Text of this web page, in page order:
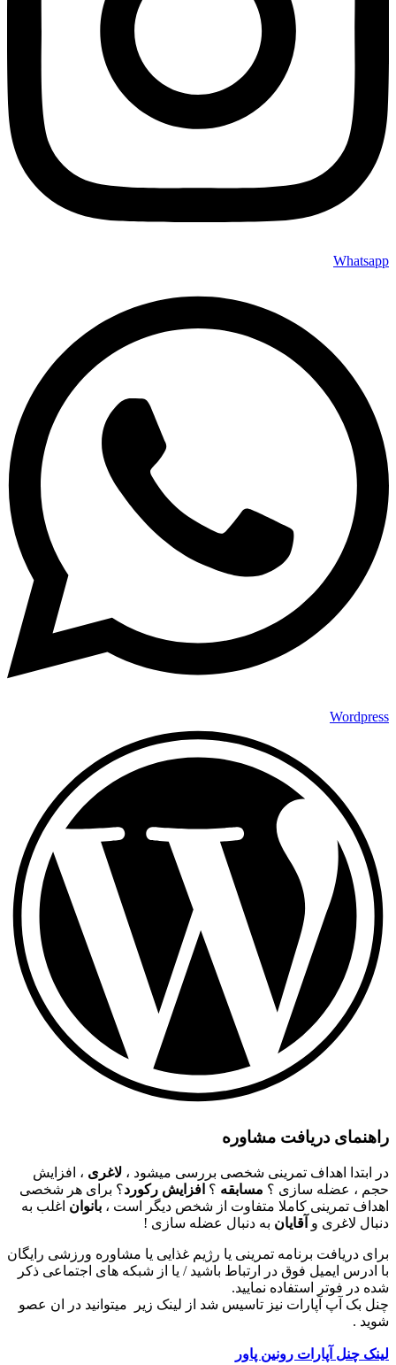
Whatsapp
Wordpress
راهنمای دریافت مشاوره
در ابتدا اهداف تمرینی شخصی بررسی میشود ، لاغری ، افزایش
حجم ، عضله سازی ؟ مسابقه ؟ افزایش رکورد؟ برای هر شخصی
اهداف تمرینی کاملا متفاوت از شخص دیگر است ، بانوان اغلب به
دنبال لاغری و آقایان به دنبال عضله سازی !
برای دریافت برنامه تمرینی یا رژیم غذایی یا مشاوره ورزشی رایگان
با ادرس ایمیل فوق در ارتباط باشید / یا از شبکه های اجتماعی ذکر
شده در فوتر استفاده نمایید.
چنل بک آپ آپارات نیز تاسیس شد از لینک زیر میتوانید در ان عصو
شوید .
لینک چنل آپارات رونین پاور